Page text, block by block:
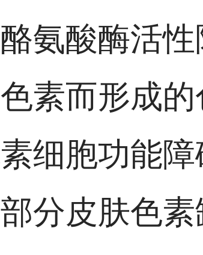
氨酸酶活
素而形成的
细胞功能
分皮肤色素